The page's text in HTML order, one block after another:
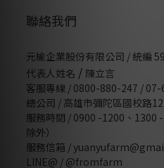
聯絡我們
元榆企業股份有限公司 / 統編
代表人姓名 / 陳立言
客服專線 / 0800-880-247 / 07-
總公司 / 高雄市彌陀區國校路
服務時間 / 0900 -1200、1300
除外）
服務信箱 /
LINE@ / @fromfarm